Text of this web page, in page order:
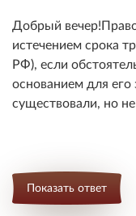
Добрый вечер!
истечением срока
РФ), если
основанием для
существовали, но
Показать ответ